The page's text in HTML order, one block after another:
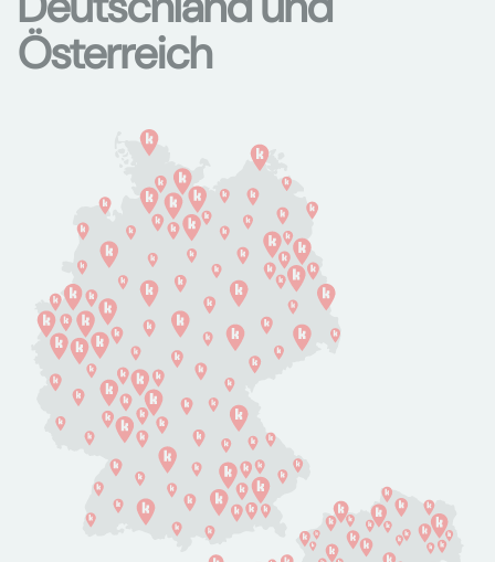
Österreich